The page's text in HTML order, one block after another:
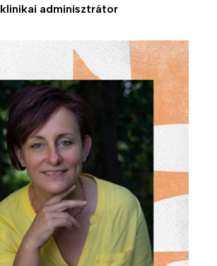
klinikai adminisztrátor